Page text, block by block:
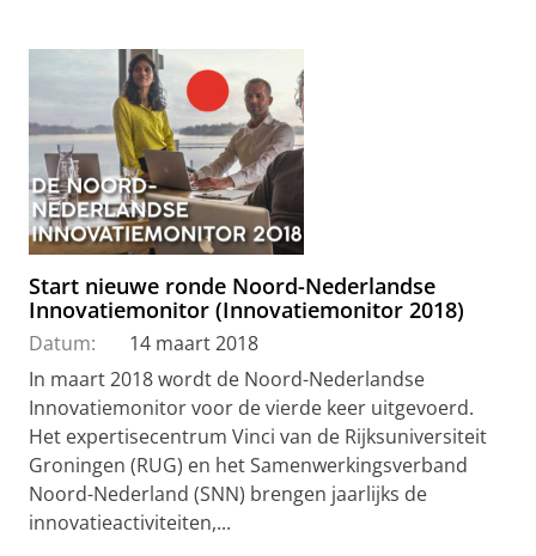
Start nieuwe ronde Noord-Nederlandse
Innovatiemonitor (Innovatiemonitor 2018)
Datum:
14 maart 2018
In maart 2018 wordt de Noord-Nederlandse
Innovatiemonitor voor de vierde keer uitgevoerd.
Het expertisecentrum Vinci van de Rijksuniversiteit
Groningen (RUG) en het Samenwerkingsverband
Noord-Nederland (SNN) brengen jaarlijks de
innovatieactiviteiten,...